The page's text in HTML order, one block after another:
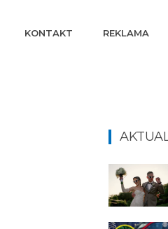
KONTAKT REKLAMA